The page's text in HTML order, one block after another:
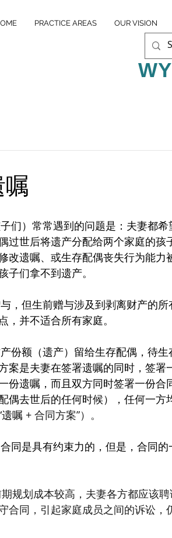
PRACTICE AREAS OUR VISION
过世后将遗产分配给两个家庭的孩
改遗嘱、或生存配偶丧失行为能力
们拿不到遗产。
并不适合所有家庭。
案是夫妻在签署遗嘱的同时，签署
份遗嘱，而且双方同时签署一份合
偶去世后的任何时候），任何一方
嘱 + 合同方案”）。
规划成本较高，夫妻各方都应该
合同，引起家庭成员之间的诉讼，